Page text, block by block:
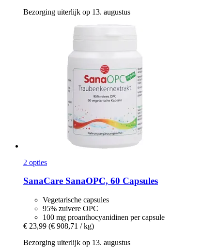
Bezorging uiterlijk op 13. augustus
2 opties
SanaCare SanaOPC, 60 Capsules
Vegetarische capsules
95% zuivere OPC
100 mg proanthocyanidinen per capsule
€ 23,99 (€ 908,71 / kg)
Bezorging uiterlijk op 13. augustus